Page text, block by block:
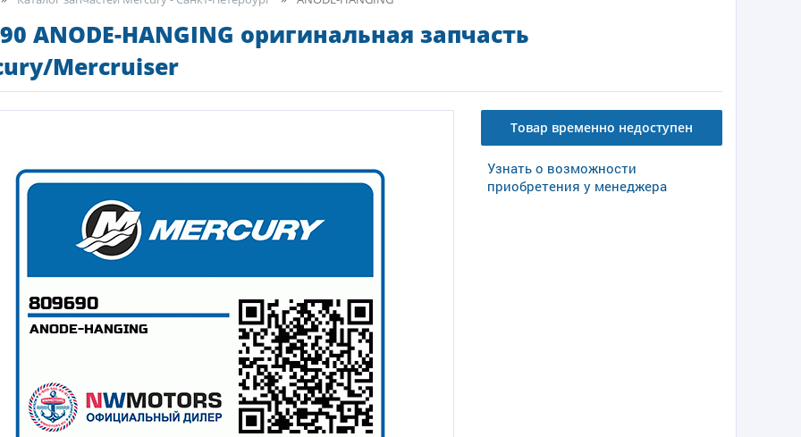
ANODE-HANGING оригинальная запчасть
Mercruiser
Товар временно недоступен
Узнать о возможности
приобретения у менеджера